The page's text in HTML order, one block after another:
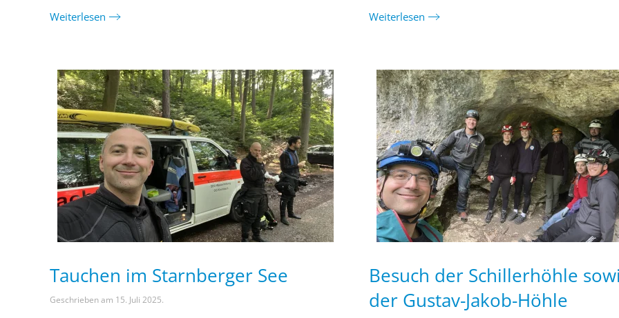
Weiterlesen Weiterlesen
Tauchen im Starnberger See
Geschrieben am 15. Juli 2025.
Besuch der Schillerhöhle
der Gustav-Jakob-Höhle